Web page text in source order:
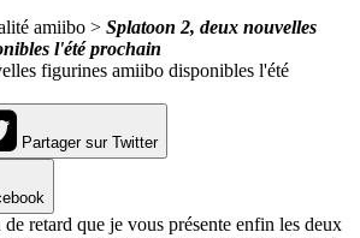
amiibo > Splatoon 2, deux nouvelles
l'été prochain
figurines amiibo disponibles l'été
Partager sur Twitter
retard que je vous présente enfin les deux